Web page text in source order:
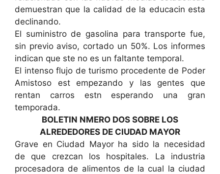
demuestran que la calidad de la educacin esta
declinando.
El suministro de gasolina para transporte fue,
sin previo aviso, cortado un 50%. Los informes
indican que ste no es un faltante temporal.
El intenso flujo de turismo procedente de Poder
Amistoso est empezando y las gentes que
rentan carros estn esperando una gran
temporada.
BOLETIN NMERO DOS SOBRE LOS
ALREDEDORES DE CIUDAD MAYOR
Grave en Ciudad Mayor ha sido la necesidad
de que crezcan los hospitales. La industria
procesadora de alimentos de la cual la ciudad